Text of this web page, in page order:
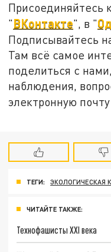
Присоединяйтесь
"ВКонтакте", в "
Подписывайтесь
Там всё самое
поделиться с
наблюдения,
электронную почту
ТЕГИ: ЭКОЛОГИЧЕСКАЯ
ЧИТАЙТЕ ТАКЖЕ:
Технофашисты XXI века